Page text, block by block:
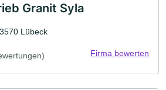
Granit Syla
Lübeck
Firma bewerten